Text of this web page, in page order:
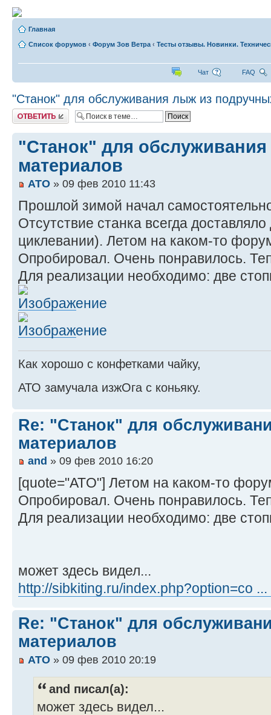
Главная
Список форумов ‹ Форум Зов Ветра ‹ Тесты отзывы. Новинки.
Чат FAQ
"Станок" для обслуживания лыж из
Ответить
"Станок" для
материалов
ATO » 09 фев 2010 11:43
Прошлой зимой начал
Отсутствие станка всегда
циклевании). Летом на каком-то
Опробировал. Очень понравилось.
Для реализации необходимо: две
Как хорошо с конфетками чайку,
АТО замучала изжОга с коньяку.
Re: "Станок" для
материалов
and » 09 фев 2010 16:20
[quote="ATO"] Летом на каком-то
Опробировал. Очень понравилось.
Для реализации необходимо: две
может здесь видел...
http://sibkiting.ru/index.php?option=co
Re: "Станок" для
материалов
ATO » 09 фев 2010 20:19
and писал(а):
может здесь видел...